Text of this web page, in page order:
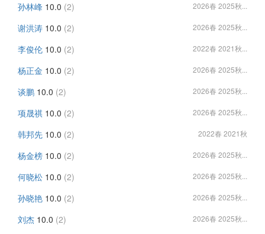
孙林峰 10.0 (2) 2026春 2025秋...
谢洪涛 10.0 (2) 2026春 2025秋...
李俊伦 10.0 (2) 2022春 2021秋...
杨正金 10.0 (2) 2026春 2025秋...
谈鹏 10.0 (2) 2026春 2025秋...
项晟祺 10.0 (2) 2026春 2025秋...
韩邦先 10.0 (2) 2022春 2021秋
杨金榜 10.0 (2) 2026春 2025秋...
何晓松 10.0 (2) 2026春 2025秋...
孙晓艳 10.0 (2) 2026春 2025秋...
刘杰 10.0 (2) 2026春 2025秋...